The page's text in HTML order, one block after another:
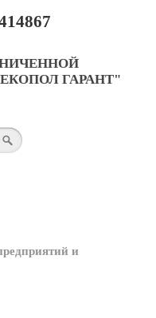
ГАРАНТ"
и